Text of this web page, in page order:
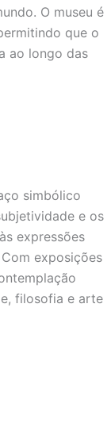
O museu é
que o
ao longo das
simbólico
e os
expressões
exposições
filosofia e arte